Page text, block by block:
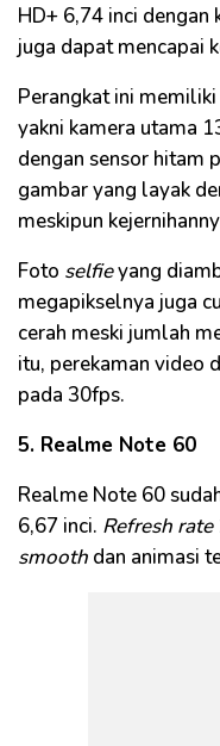
HD+ 6,74 inci dengan
juga dapat mencapai
Perangkat ini
yakni kamera utama
dengan sensor hitam
gambar yang layak
meskipun
Foto selfieyang
megapikselnya juga
cerah meski jumlah
itu, perekaman video
pada 30fps.
5. Realme Note 60
Realme Note 60
6,67 inci. Refresh rate
smooth dan animasi